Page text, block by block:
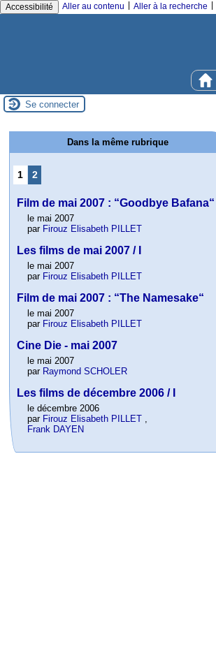
Accessibilité Aller au contenu Aller à la recherche
Se connecter
Dans la même rubrique
1 2
Film de mai 2007 : “Goodbye Bafana“
le mai 2007
par Firouz Elisabeth PILLET
Les films de mai 2007 / I
le mai 2007
par Firouz Elisabeth PILLET
Film de mai 2007 : “The Namesake“
le mai 2007
par Firouz Elisabeth PILLET
Cine Die - mai 2007
le mai 2007
par Raymond SCHOLER
Les films de décembre 2006 / I
le décembre 2006
par Firouz Elisabeth PILLET ,
Frank DAYEN